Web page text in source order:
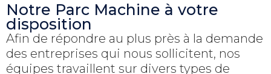
Notre Parc Machine à votre
disposition
Afin de répondre au plus près à la demande
des entreprises qui nous sollicitent, nos
équipes travaillent sur divers types de